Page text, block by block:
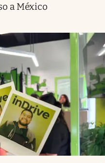
a México